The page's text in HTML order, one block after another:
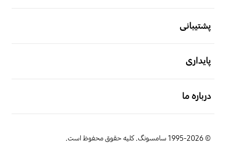
پشتیبانی
پایداری
درباره ما
© 1995-2026 سامسونگ. کلیه حقوق محفوظ است.